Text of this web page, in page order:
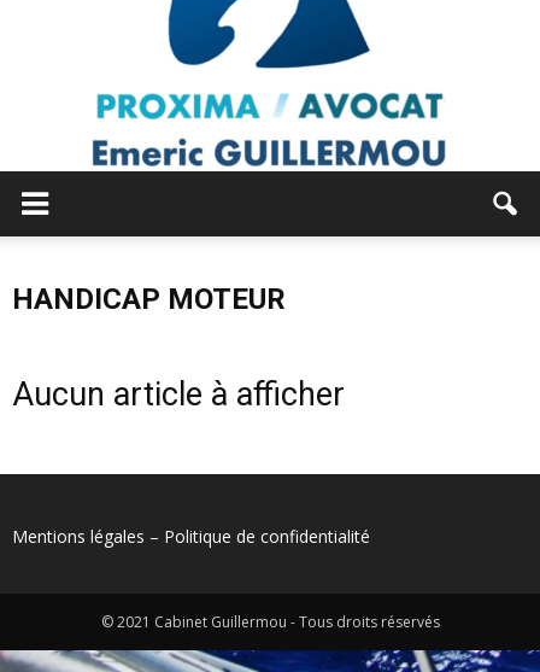
HANDICAP MOTEUR
Aucun article à afficher
Mentions légales – Politique de confidentialité
© 2021 Cabinet Guillermou - Tous droits réservés